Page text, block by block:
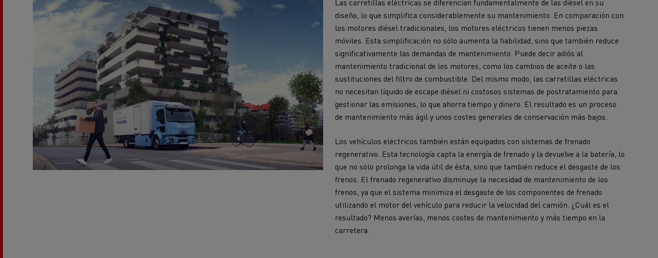
Equipamiento para
ayuntamientos
Servicios de emergencia y
bomberos
Operación de mantenimiento de
carreteras
Saneamiento alcantarillado
Recogida de residuos
Transporte de hormigón Movimiento de tierras Transporte de materiales
Nuestra visión
Energías para la descarbonización
¿Qué energía es la adecuada para mi negocio?
¿Qué energía alternativa elegir para su camión?
Renault Trucks reduce las emisiones de CO2
Eficacia del combustible
Servicio 24/7
de flotas
Formación de
conductores
Map ToolBox
Las carretillas eléctricas se diferencian fundamentalmente de las diésel en su
diseño, lo que simplifica considerablemente su mantenimiento. En comparación con
los motores diésel tradicionales, los motores eléctricos tienen menos piezas
móviles. Esta simplificación no sólo aumenta la fiabilidad, sino que también reduce
significativamente las demandas de mantenimiento. Puede decir adiós al
mantenimiento tradicional de los motores, como los cambios de aceite o las
sustituciones del filtro de combustible. Del mismo modo, las carretillas eléctricas
no necesitan líquido de escape diésel ni costosos sistemas de postratamiento para
gestionar las emisiones, lo que ahorra tiempo y dinero. El resultado es un proceso
de mantenimiento más ágil y unos costes generales de conservación más bajos.
Los vehículos eléctricos también están equipados con sistemas de frenado
regenerativo. Esta tecnología capta la energía de frenado y la devuelve a la batería, lo
que no sólo prolonga la vida útil de ésta, sino que también reduce el desgaste de los
frenos. El frenado regenerativo disminuye la necesidad de mantenimiento de los
frenos, ya que el sistema minimiza el desgaste de los componentes de frenado
utilizando el motor del vehículo para reducir la velocidad del camión. ¿Cuál es el
resultado? Menos averías, menos costes de mantenimiento y más tiempo en la
carretera.